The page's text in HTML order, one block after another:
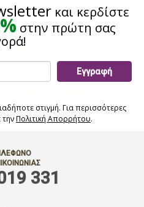
και κερδίστε
στην πρώτη σας
Εγγραφή
στιγμή. Για περισσότερες
τηνΠολιτική Απορρήτου.
331